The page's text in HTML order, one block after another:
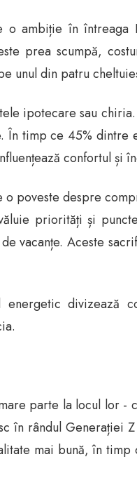
o ambiție în
prea scumpă,
unul din patru
ipotecare sau
În timp ce 45%
confortul și
o poveste despre
priorități și
vacanțe. Aceste
energetic divizează
parte la locul lor -
în rândul Generației
mai bună, în